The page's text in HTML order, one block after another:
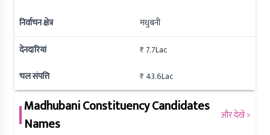
निर्वाचन क्षेत्र
मधुबनी
देनदारियां
₹ 7.7Lac
चल संपत्ति
₹ 43.6Lac
MadhubaniConstituency Candidates
Names
और देखें >